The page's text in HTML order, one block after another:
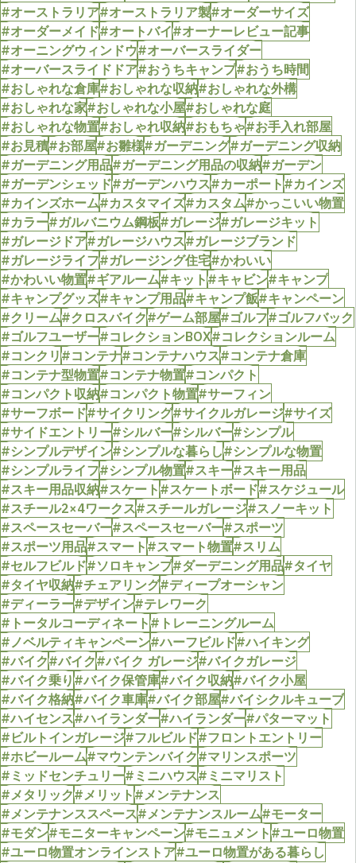
#オーストラリア#オーストラリア製#オーダーサイズ
#オーダーメイド#オートバイ#オーナーレビュー記事
#オーニングウィンドウ#オーバースライダー
#オーバースライドドア#おうちキャンプ#おうち時間
#おしゃれな倉庫#おしゃれな収納#おしゃれな外構
#おしゃれな家#おしゃれな小屋#おしゃれな庭
#おしゃれな物置#おしゃれ収納#おもちゃ#お手入れ部屋
#お見積#お部屋#お雛様#ガーデニング#ガーデニング収納
#ガーデニング用品#ガーデニング用品の収納#ガーデン
#ガーデンシェッド#ガーデンハウス#カーポート#カインズ
#カインズホーム#カスタマイズ#カスタム#かっこいい物置
#カラー#ガルバニウム鋼板#ガレージ#ガレージキット
#ガレージドア#ガレージハウス#ガレージブランド
#ガレージライフ#ガレージング住宅#かわいい
#かわいい物置#ギアルーム#キット#キャビン#キャンプ
#キャンプグッズ#キャンプ用品#キャンプ飯#キャンペーン
#クリーム#クロスバイク#ゲーム部屋#ゴルフ#ゴルフバック
#ゴルフユーザー#コレクションBOX#コレクションルーム
#コンクリ#コンテナ#コンテナハウス#コンテナ倉庫
#コンテナ型物置#コンテナ物置#コンパクト
#コンパクト収納#コンパクト物置#サーフィン
#サーフボード#サイクリング#サイクルガレージ#サイズ
#サイドエントリー#シルバー#シルバー#シンプル
#シンプルデザイン#シンプルな暮らし#シンプルな物置
#シンプルライフ#シンプル物置#スキー#スキー用品
#スキー用品収納#スケート#スケートボード#スケジュール
#スチール2×4ワークス#スチールガレージ#スノーキット
#スペースセーバー#スペースセーバー#スポーツ
#スポーツ用品#スマート#スマート物置#スリム
#セルフビルド#ソロキャンプ#ダーデニング用品#タイヤ
#タイヤ収納#チェアリング#ディープオーシャン
#ディーラー#デザイン#テレワーク
#トータルコーディネート#トレーニングルーム
#ノベルティキャンペーン#ハーフビルド#ハイキング
#バイク#バイク#バイク ガレージ#バイクガレージ
#バイク乗り#バイク保管庫#バイク収納#バイク小屋
#バイク格納#バイク車庫#バイク部屋#バイシクルキューブ
#ハイセンス#ハイランダー#ハイランダー#パターマット
#ビルトインガレージ#フルビルド#フロントエントリー
#ホビールーム#マウンテンバイク#マリンスポーツ
#ミッドセンチュリー#ミニハウス#ミニマリスト
#メタリック#メリット#メンテナンス
#メンテナンススペース#メンテナンスルーム#モーター
#モダン#モニターキャンペーン#モニュメント#ユーロ物置
#ユーロ物置オンラインストア#ユーロ物置がある暮らし